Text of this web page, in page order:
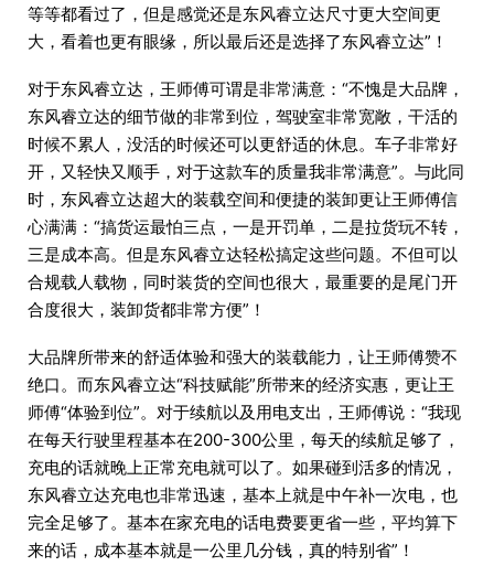
等等都看过了，但是感觉还是东风睿立达尺寸更大空间更
大，看着也更有眼缘，所以最后还是选择了东风睿立达”！
对于东风睿立达，王师傅可谓是非常满意：“不愧是大品牌，
东风睿立达的细节做的非常到位，驾驶室非常宽敞，干活的
时候不累人，没活的时候还可以更舒适的休息。车子非常好
开，又轻快又顺手，对于这款车的质量我非常满意”。与此同
时，东风睿立达超大的装载空间和便捷的装卸更让王师傅信
心满满：“搞货运最怕三点，一是开罚单，二是拉货玩不转，
三是成本高。但是东风睿立达轻松搞定这些问题。不但可以
合规载人载物，同时装货的空间也很大，最重要的是尾门开
合度很大，装卸货都非常方便”！
大品牌所带来的舒适体验和强大的装载能力，让王师傅赞不
绝口。而东风睿立达“科技赋能”所带来的经济实惠，更让王
师傅“体验到位”。对于续航以及用电支出，王师傅说：“我现
在每天行驶里程基本在200-300公里，每天的续航足够了，
充电的话就晚上正常充电就可以了。如果碰到活多的情况，
东风睿立达充电也非常迅速，基本上就是中午补一次电，也
完全足够了。基本在家充电的话电费要更省一些，平均算下
来的话，成本基本就是一公里几分钱，真的特别省”！